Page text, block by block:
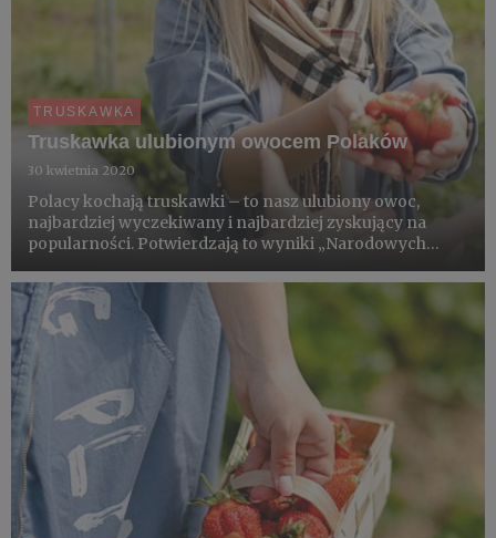
TRUSKAWKA
Truskawka ulubionym owocem Polaków
30 kwietnia 2020
Polacy kochają truskawki – to nasz ulubiony owoc,
najbardziej wyczekiwany i najbardziej zyskujący na
popularności. Potwierdzają to wyniki „Narodowych
przez Kantar. Fenomen truskawki polega na tym, że
działa na wszystkie zmy...